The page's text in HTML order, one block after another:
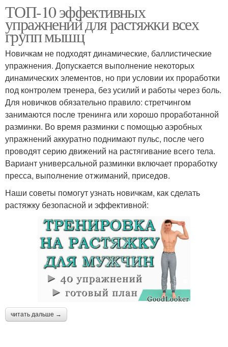
ТОП-10 эффективных
упражнений для растяжки всех
групп мышц
Новичкам не подходят динамические, баллистические
упражнения. Допускается выполнение некоторых
динамических элементов, но при условии их проработки
под контролем тренера, без усилий и работы через боль.
Для новичков обязательно правило: стретчингом
занимаются после тренинга или хорошо проработанной
разминки. Во время разминки с помощью аэробных
упражнений аккуратно поднимают пульс, после чего
проводят серию движений на растягивание всего тела.
Вариант универсальной разминки включает проработку
пресса, выполнение отжиманий, приседов.
Наши советы помогут узнать новичкам, как сделать
растяжку безопасной и эффективной:
читать дальше →